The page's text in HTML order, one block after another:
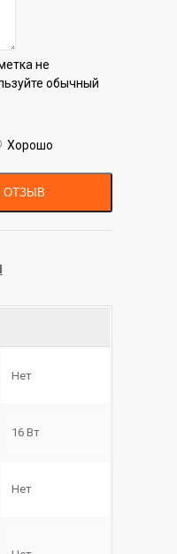
не
обычный
Хорошо
ОТЗЫВ
Нет
16 Вт
Нет